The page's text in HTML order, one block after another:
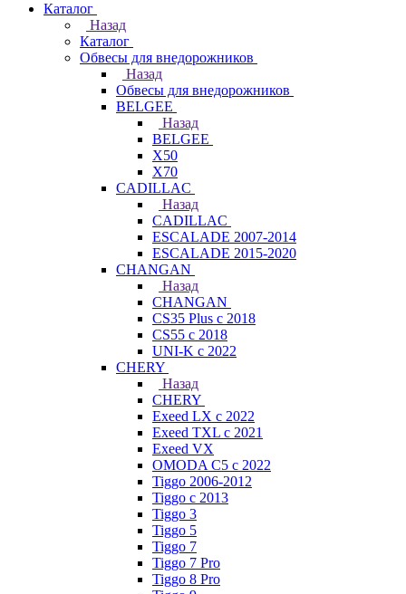
Каталог
Назад
Каталог
Обвесы для внедорожников
Назад
Обвесы для внедорожников
BELGEE
Назад
BELGEE
X50
X70
CADILLAC
Назад
CADILLAC
ESCALADE 2007-2014
ESCALADE 2015-2020
CHANGAN
Назад
CHANGAN
CS35 Plus с 2018
CS55 с 2018
UNI-K с 2022
CHERY
Назад
CHERY
Exeed LX с 2022
Exeed TXL с 2021
Exeed VX
OMODA C5 с 2022
Tiggo 2006-2012
Tiggo с 2013
Tiggo 3
Tiggo 5
Tiggo 7
Tiggo 7 Pro
Tiggo 8 Pro